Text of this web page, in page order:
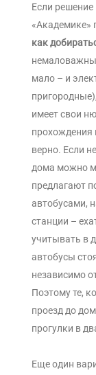
Если
«Академике»
как
мало – и
имеет свои
прохождения
верно. Если
дома можно
предлагают
автобусами,
станции –
учитывать в
автобусы
независимо
Поэтому те,
проезд до
прогулки в
Еще один